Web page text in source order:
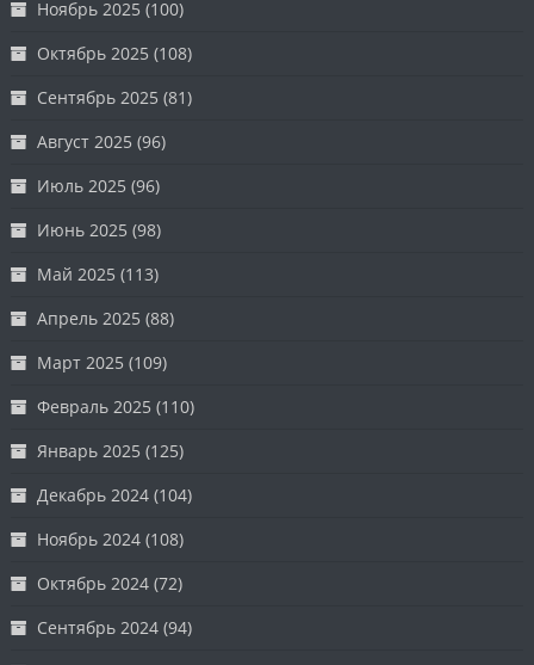
Ноябрь 2025 (100)
Октябрь 2025 (108)
Сентябрь 2025 (81)
Август 2025 (96)
Июль 2025 (96)
Июнь 2025 (98)
Май 2025 (113)
Апрель 2025 (88)
Март 2025 (109)
Февраль 2025 (110)
Январь 2025 (125)
Декабрь 2024 (104)
Ноябрь 2024 (108)
Октябрь 2024 (72)
Сентябрь 2024 (94)